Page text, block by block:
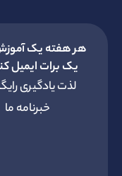
یادگیری رایگان در
یک آموزش درجه
برات ایمیل کنیم ؟!